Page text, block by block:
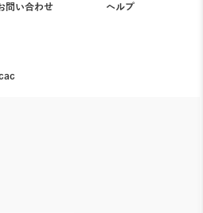
問い合わせ ヘルプ